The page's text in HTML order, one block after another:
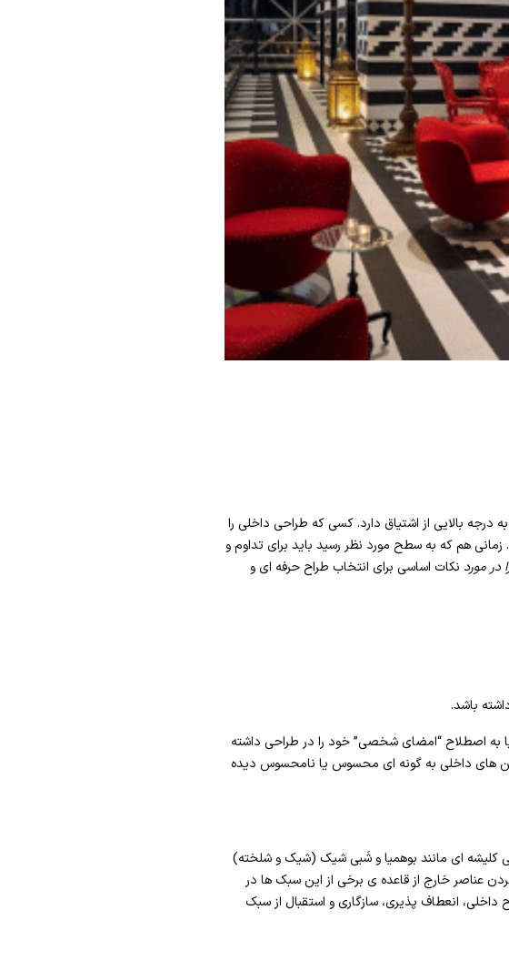
بالایی از اشتیاق دارد. کسی که طراحی داخلی را
هم که به سطح مورد نظر رسید باید برای تداوم و
در مورد نکات اساسی برای انتخاب طراح حرفه ای و
باشد.
“امضای شخصی” خود را در طراحی داشته
های داخلی به گونه ای محسوس یا نامحسوس دیده
کلیشه ای مانند بوهمیا و شَبی شیک (شیک و شلخته)
عناصر خارج از قاعده ی برخی از این سبک ها در
انعطاف پذیری، سازگاری و استقبال از سبک